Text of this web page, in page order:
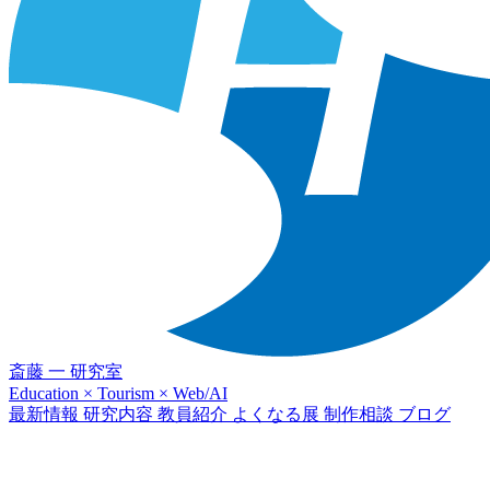
斎藤 一 研究室
Education × Tourism × Web/AI
最新情報 研究内容 教員紹介 よくなる展 制作相談 ブログ